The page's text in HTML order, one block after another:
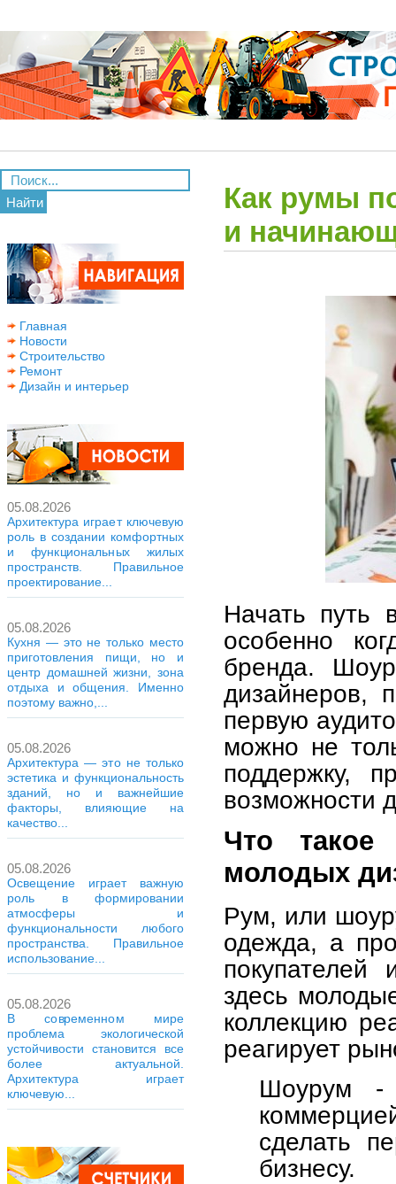
Найти
Главная
Новости
Строительство
Ремонт
Дизайн и интерьер
05.08.2026
Архитектура играет ключевую
роль в создании комфортных
и функциональных жилых
пространств. Правильное
проектирование...
05.08.2026
Кухня — это не только место
приготовления пищи, но и
центр домашней жизни, зона
отдыха и общения. Именно
поэтому важно,...
05.08.2026
Архитектура — это не только
эстетика и функциональность
зданий, но и важнейшие
факторы, влияющие на
качество...
05.08.2026
Освещение играет важную
роль в формировании
атмосферы и
функциональности любого
пространства. Правильное
использование...
05.08.2026
В современном мире
проблема экологической
устойчивости становится все
более актуальной.
Архитектура играет
ключевую...
Как румы
и
Начать путь
особенно
бренда.
дизайнеров,
первую
можно не
поддержку,
возможности
Что
молодых
Рум, или
одежда, а
здесь
коллекцию
реагирует
Шоурум -
сделать
бизнесу.